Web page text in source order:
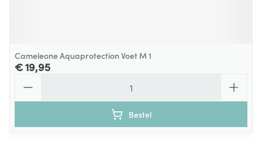
Cameleone Aquaprotection Voet M 1
€ 19,95
Bestel